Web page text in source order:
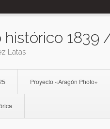
1839
Latas
Proyecto «Aragón Photo»